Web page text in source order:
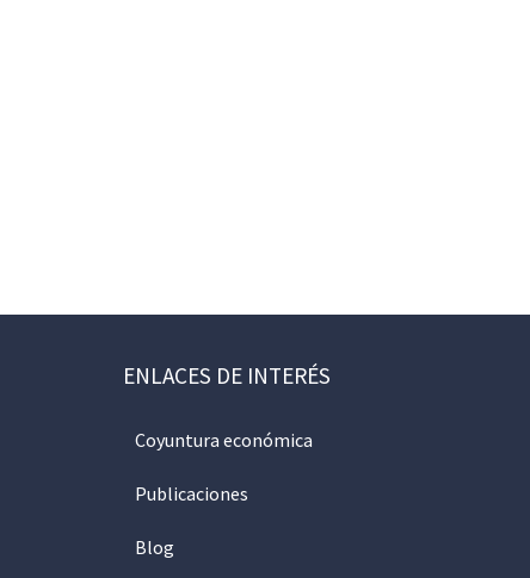
ENLACES DE INTERÉS
Coyuntura económica
Publicaciones
Blog